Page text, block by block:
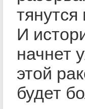
И
начнет
этой
будет